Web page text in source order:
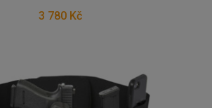
3 780 Kč